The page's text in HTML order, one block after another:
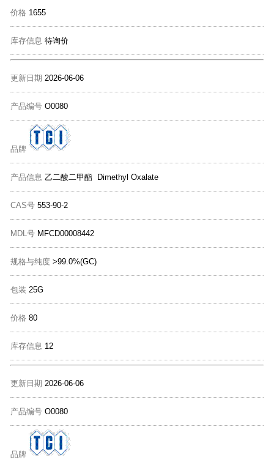
价格 1655
库存信息 待询价
更新日期 2026-06-06
产品编号 O0080
品牌
产品信息 乙二酸二甲酯 Dimethyl Oxalate
CAS号 553-90-2
MDL号 MFCD00008442
规格与纯度 >99.0%(GC)
包装 25G
价格 80
库存信息 12
更新日期 2026-06-06
产品编号 O0080
品牌